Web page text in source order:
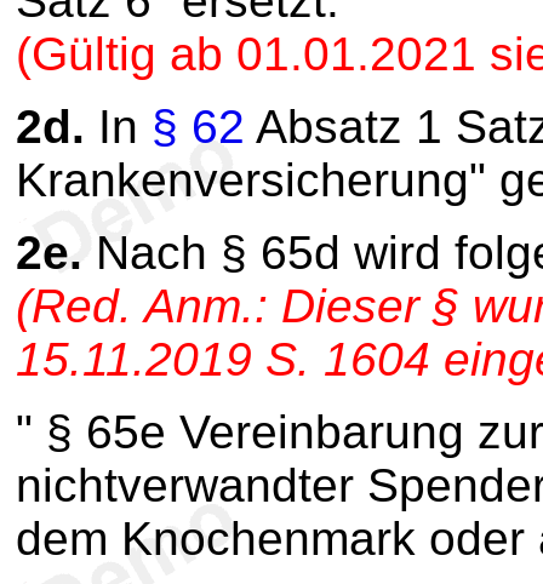
(Gültig ab 01.01.2021
2d. In § 62 Absatz 1
Krankenversicherung"
2e. Nach § 65d wird
(Red. Anm.: Dieser §
15.11.2019 S. 1604
" § 65e Vereinbarung
nichtverwandter
dem Knochenmark